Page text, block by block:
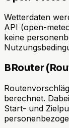
Wetterdaten
API (open-
keine
BRouter
berechnet.
Start- und